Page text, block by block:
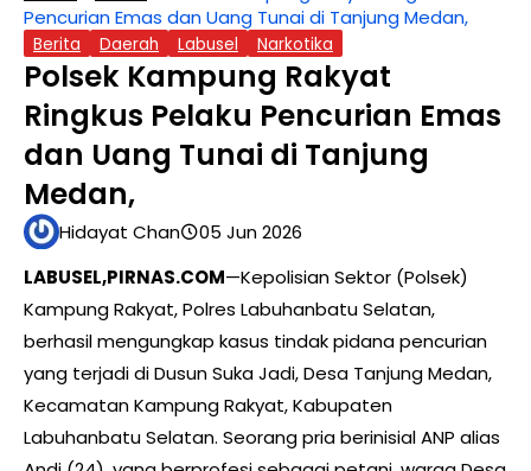
Pencurian Emas dan Uang Tunai di Tanjung Medan,
Berita Daerah Labusel Narkotika
Polsek Kampung Rakyat
Ringkus Pelaku Pencurian Emas
dan Uang Tunai di Tanjung
Medan,
Hidayat Chan
05 Jun 2026
LABUSEL,PIRNAS.COM—Kepolisian Sektor (Polsek)
Kampung Rakyat, Polres Labuhanbatu Selatan,
berhasil mengungkap kasus tindak pidana pencurian
yang terjadi di Dusun Suka Jadi, Desa Tanjung Medan,
Kecamatan Kampung Rakyat, Kabupaten
Labuhanbatu Selatan. Seorang pria berinisial ANP alias